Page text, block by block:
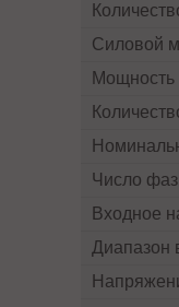
Силовой
Мощность
Число
Входное
Диапазон